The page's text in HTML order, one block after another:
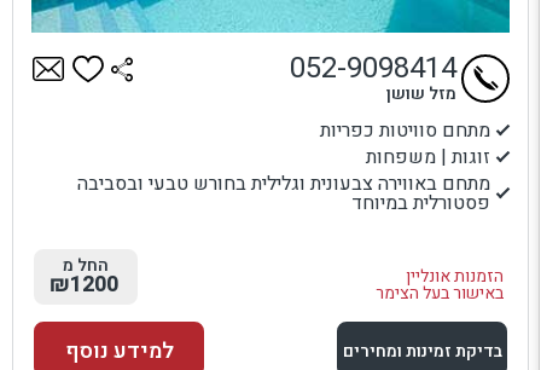
מתחם סוויטות כפריות
זוגות | משפחות
מתחם באווירה צבעונית וגלילית בחורש טבעי ובסביבה
פסטורלית במיוחד
הזמנות אונליין
באישור בעל הצימר
052-9098414
מזל שושן
החל מ
₪1200
בדיקת זמינות ומחירים למידע נוסף